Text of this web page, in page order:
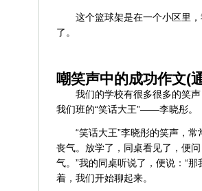
这个篮球架是在一个小区里
了。
嘲笑声中的成功作文(
我们的学校有很多很多的笑
我们班的“笑话大王”——李晓彤。
“笑话大王”李晓彤的笑声，
丧气。放学了，同桌看见了，便
气。”我的同桌听说了，便说：“
着，我们开始聊起来。